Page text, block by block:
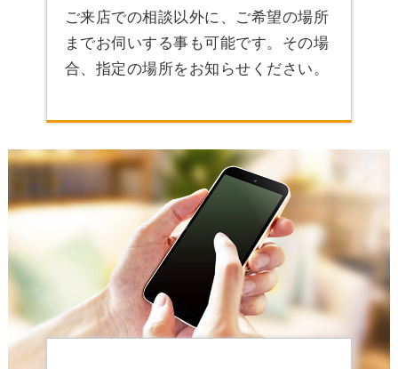
ご来店での相談以外に、ご希望の場所
までお伺いする事も可能です。その場
合、指定の場所をお知らせください。